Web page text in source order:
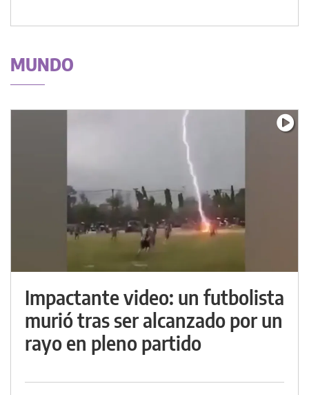
MUNDO
Impactante video: un futbolista
murió tras ser alcanzado por un
rayo en pleno partido